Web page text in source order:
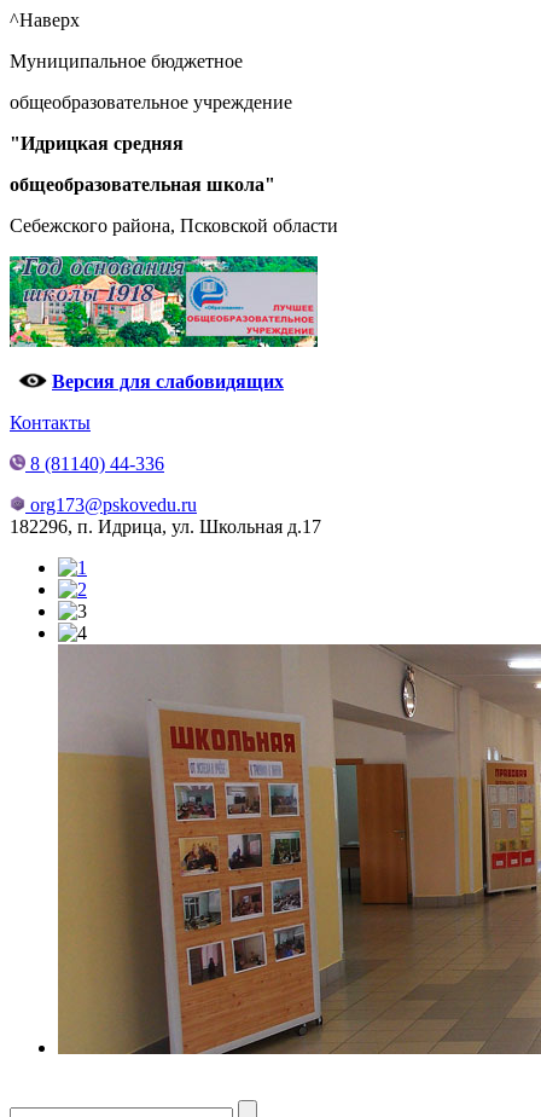
^Наверх
Муниципальное бюджетное
общеобразовательное учреждение
"Идрицкая средняя
общеобразовательная школа"
Себежского района, Псковской области
Версия для слабовидящих
Контакты
8 (81140) 44-336
org173@pskovedu.ru
182296, п. Идрица, ул. Школьная д.17